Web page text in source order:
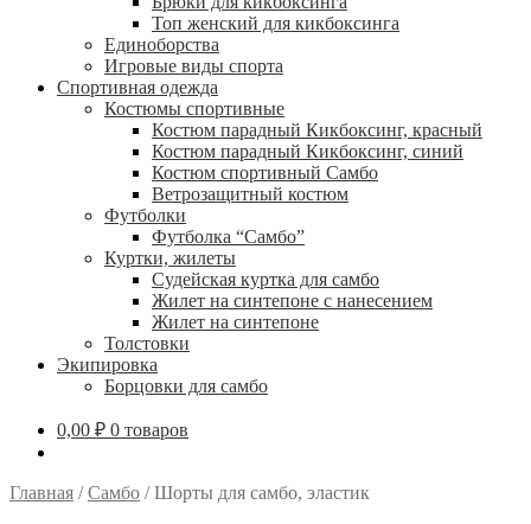
Топ женский для кикбоксинга
Единоборства
Игровые виды спорта
Спортивная одежда
Костюмы спортивные
Костюм парадный Кикбоксинг, красный
Костюм парадный Кикбоксинг, синий
Костюм спортивный Самбо
Ветрозащитный костюм
Футболки
Футболка “Самбо”
Куртки, жилеты
Судейская куртка для самбо
Жилет на синтепоне с нанесением
Жилет на синтепоне
Толстовки
Экипировка
Борцовки для самбо
0,00 ₽ 0 товаров
Главная /Самбо /Шорты для самбо, эластик